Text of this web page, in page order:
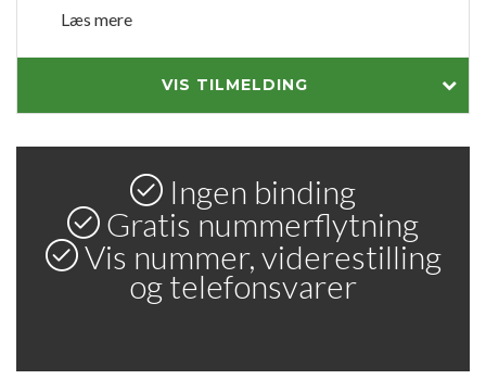
Læs mere
VIS TILMELDING
Ingen binding
Gratis nummerflytning
Vis nummer, viderestilling
og telefonsvarer